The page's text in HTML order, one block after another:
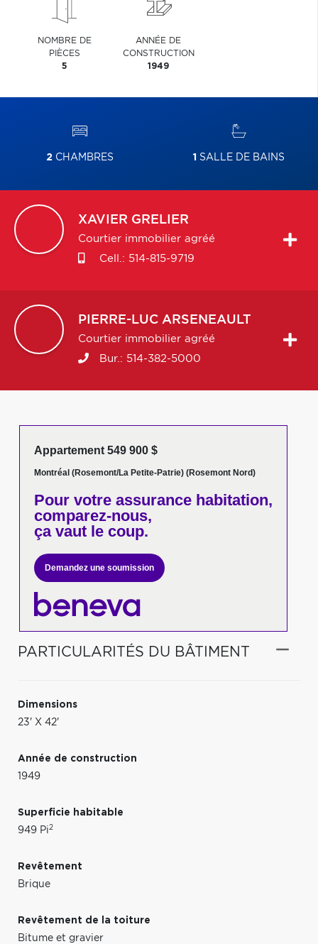
NOMBRE DE
PIÈCES
5
ANNÉE DE
CONSTRUCTION
1949
2CHAMBRES 1 SALLE DE BAINS
XAVIER GRELIER
Courtier immobilier agréé
Cell.: 514-815-9719
PIERRE-LUC ARSENEAULT
Courtier immobilier agréé
Bur.: 514-382-5000
Appartement 549 900 $
Montréal (Rosemont/La Petite-Patrie) (Rosemont Nord)
Pour votreassurance habitation,
comparez-nous,
ça vaut le coup.
Demandez une soumission
PARTICULARITÉS DU BÂTIMENT
Dimensions
23' X 42'
Année de construction
1949
Superficie habitable
949 Pi2
Revêtement
Brique
Revêtement de la toiture
Bitume et gravier